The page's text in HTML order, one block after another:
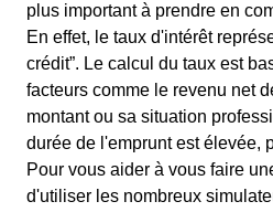
plus important à prendre en
En effet, le taux d'intérêt
crédit”. Le calcul du taux est
facteurs comme le revenu net
montant ou sa situation
durée de l'emprunt est élevée,
Pour vous aider à vous faire
d'utiliser les nombreux